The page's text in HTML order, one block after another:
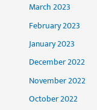
March 2023
February 2023
January 2023
December 2022
November 2022
October 2022